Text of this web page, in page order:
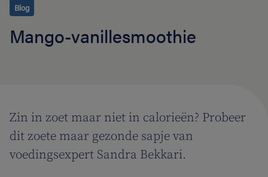
Blog
Mango-vanillesmoothie
Zin in zoet maar niet in calorieën? Probeer
dit zoete maar gezonde sapje van
voedingsexpert Sandra Bekkari.